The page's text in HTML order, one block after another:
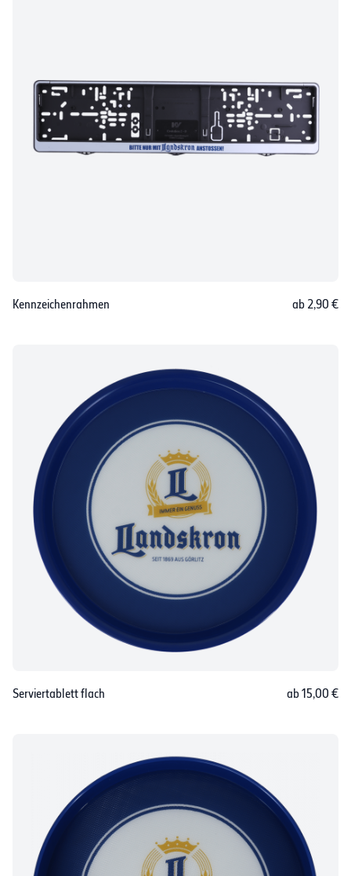
Kennzeichenrahmen ab 2,90 €
Serviertablett flach ab 15,00 €